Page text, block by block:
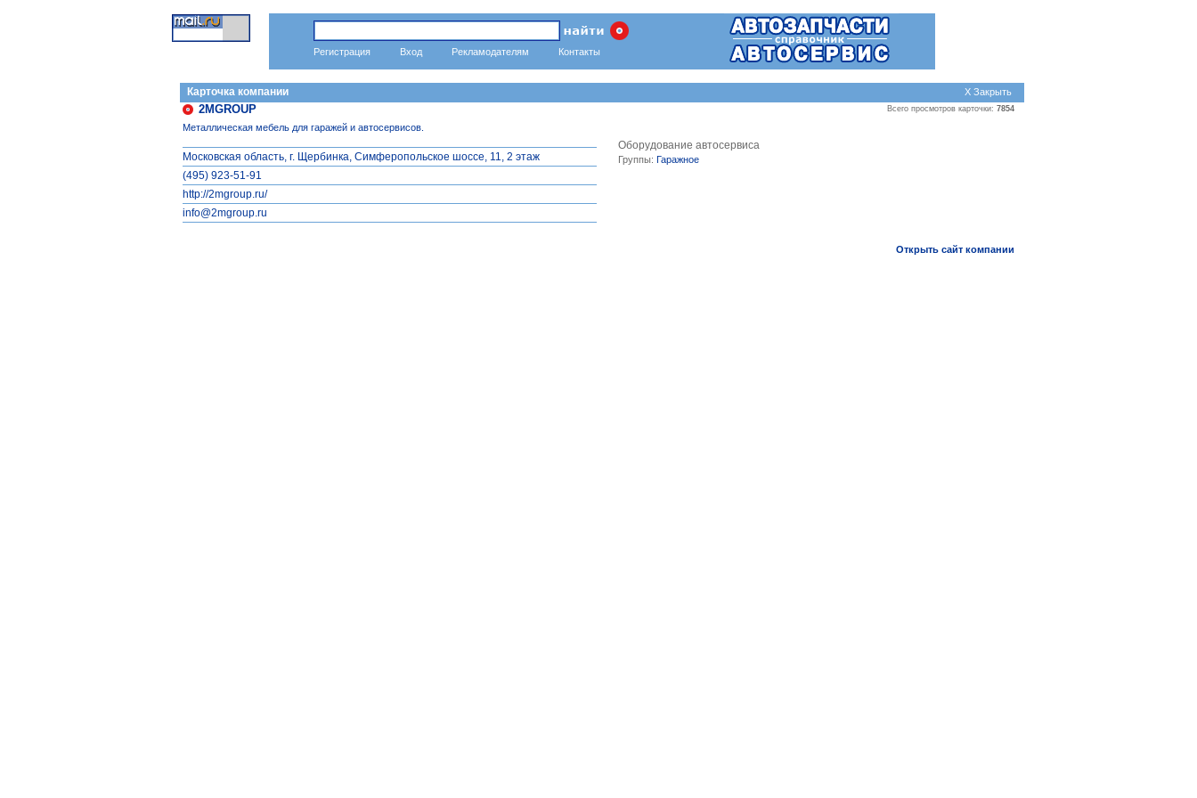
Автозапчасти и автосервис
справочник
Карточка компании X Закрыть
2MGROUP Всего просмотров карточки: 7854
Металлическая мебель для гаражей и автосервисов.
Московская область, г. Щербинка, Симферопольское шоссе, 11, 2 этаж
(495) 923-51-91
http://2mgroup.ru/
info@2mgroup.ru
Оборудование автосервиса
Группы: Гаражное
Открыть сайт компании
Регистрация Вход Рекламодателям Контакты